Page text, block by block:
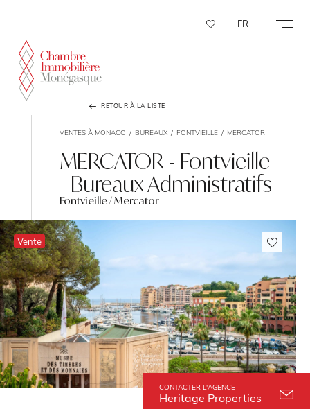
FR
RETOUR À LA LISTE
VENTES À MONACO BUREAUX FONTVIEILLE MERCATOR
MERCATOR - Fontvieille
- Bureaux Administratifs
Fontvieille / Mercator
CONTACTER L'AGENCE
Heritage Properties
Vente